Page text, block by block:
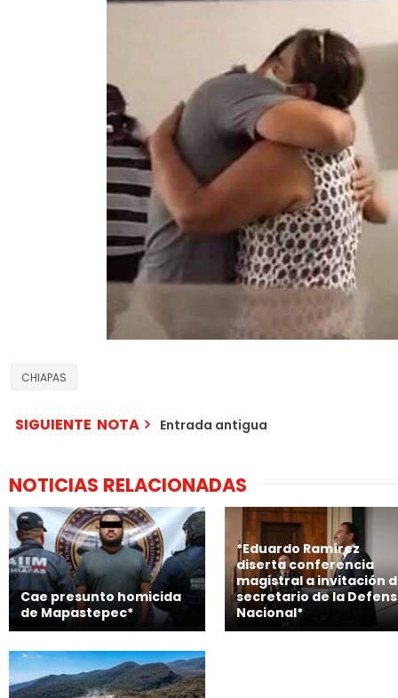
CHIAPAS
SIGUIENTE NOTA Entrada antigua
NOTICIAS RELACIONADAS
Cae presunto homicida
de Mapastepec*
*Eduardo Ramírez
diserta conferencia
magistral a invitación
secretario de la
Nacional*